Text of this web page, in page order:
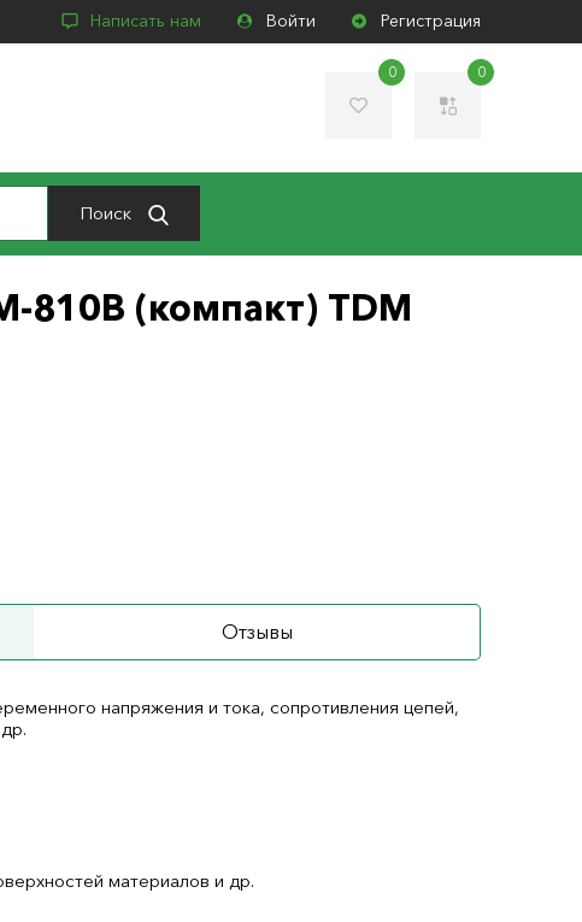
Написать нам Войти Регистрация
0 0
Поиск
810В (компакт) TDM
Отзывы
напряжения и тока, сопротивления цепей,
материалов и др.